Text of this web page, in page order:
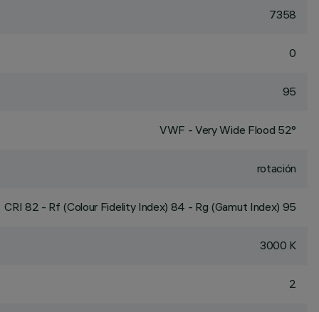
7358
0
95
VWF - Very Wide Flood 52°
rotación
CRI 82 - Rf (Colour Fidelity Index) 84 - Rg (Gamut Index) 95
3000 K
2